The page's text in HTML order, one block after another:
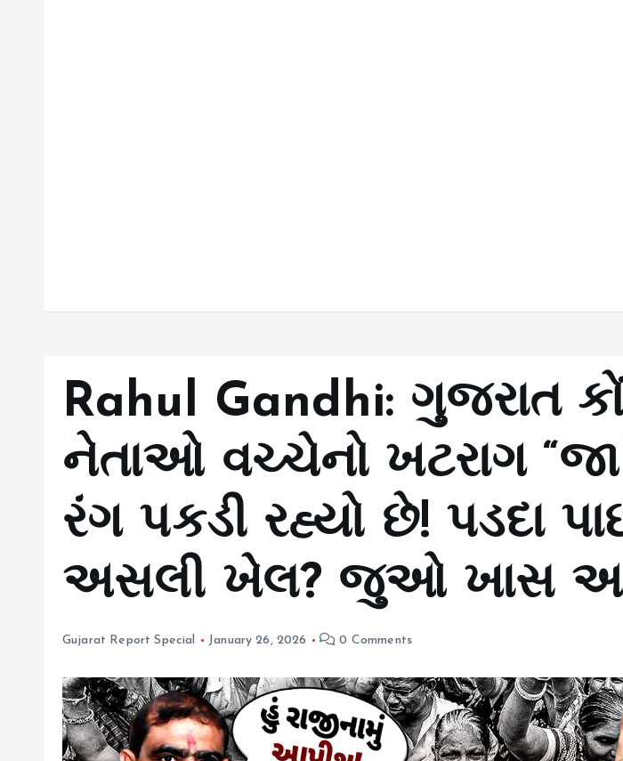
Rahul Gandhi: ગુજરાત
નેતાઓ વચ્ચેનો ખટરાગ
રંગ પકડી રહ્યો છે! પડદા
અસલી ખેલ? જુઓ ખાસ
Gujarat Report Special January 26, 2026 0 Comments